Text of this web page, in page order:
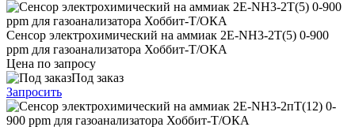
Сенсор электрохимический на аммиак 2Е-NH3-2T(5) 0-900
ppm для газоанализатора Хоббит-Т/ОКА
Цена по запросу
Под заказ
Запросить